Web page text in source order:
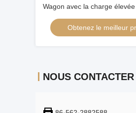
Wagon avec la charge
cadre durable
Obtenez le meilleur
NOUS CONTACTER